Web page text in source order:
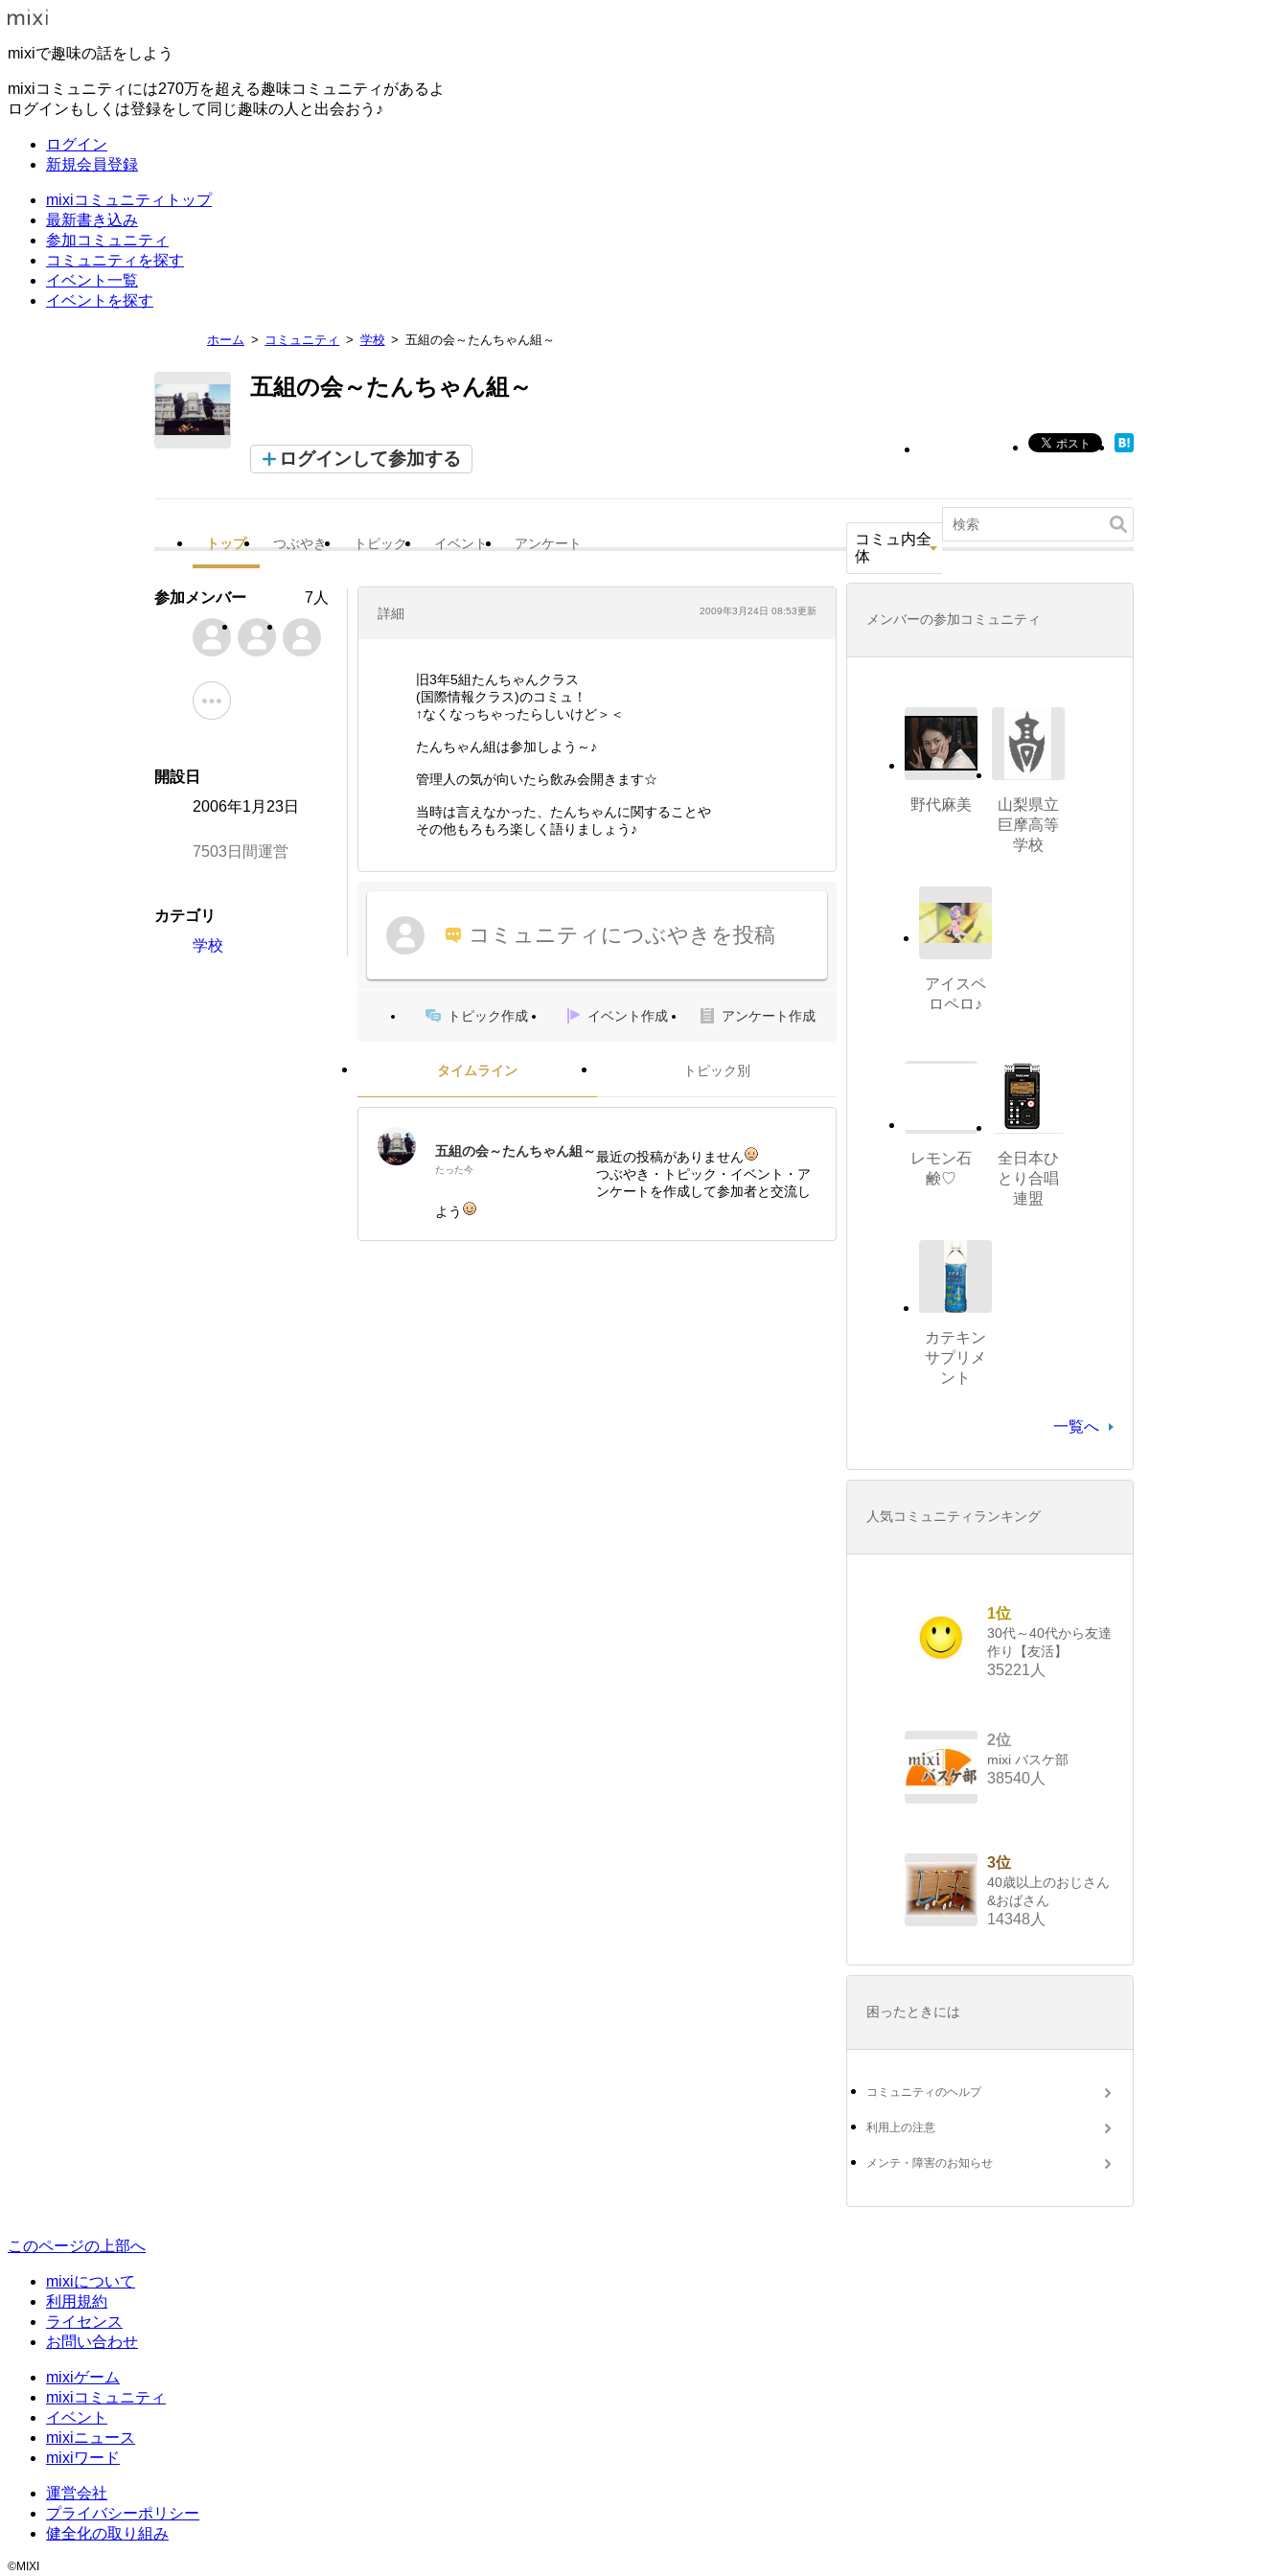
mixiで趣味の話をしよう
mixiコミュニティには270万を超える趣味コミュニティがあるよ
ログインもしくは登録をして同じ趣味の人と出会おう♪
ログイン
新規会員登録
mixiコミュニティトップ
最新書き込み
参加コミュニティ
コミュニティを探す
イベント一覧
イベントを探す
ホーム コミュニティ 学校 五組の会～たんちゃん組～
五組の会～たんちゃん組～
ログインして参加する
トップ つぶやき トピック イベント アンケート
コミュ内全
体
詳細 2009年3月24日 08:53更新
旧3年5組たんちゃんクラス
(国際情報クラス)のコミュ！
↑なくなっちゃったらしいけど＞＜
たんちゃん組は参加しよう～♪
管理人の気が向いたら飲み会開きます☆
当時は言えなかった、たんちゃんに関することや
その他もろもろ楽しく語りましょう♪
コミュニティにつぶやきを投稿
トピック作成 イベント作成 アンケート作成
タイムライン トピック別
五組の会～たんちゃん組～
たった今
最近の投稿がありません
つぶやき・トピック・イベント・ア
ンケートを作成して参加者と交流し
よう
参加メンバー 7人
開設日
2006年1月23日
7503日間運営
カテゴリ
学校
メンバーの参加コミュニティ
野代麻美
山梨県立
巨摩高等
学校
アイスペ
ロペロ♪
レモン石
鹸♡
全日本ひ
とり合唱
連盟
カテキン
サプリメ
ント
一覧へ
人気コミュニティランキング
1位
30代～40代から友達
作り【友活】
35221人
2位
mixi バスケ部
38540人
3位
40歳以上のおじさん
&おばさん
14348人
困ったときには
コミュニティのヘルプ
利用上の注意
メンテ・障害のお知らせ
このページの上部へ
mixiについて
利用規約
ライセンス
お問い合わせ
mixiゲーム
mixiコミュニティ
イベント
mixiニュース
mixiワード
運営会社
プライバシーポリシー
健全化の取り組み
©MIXI